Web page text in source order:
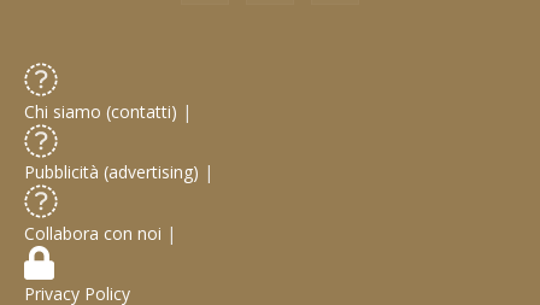
Chi siamo (contatti) |
Pubblicità (advertising) |
Collabora con noi |
Privacy Policy